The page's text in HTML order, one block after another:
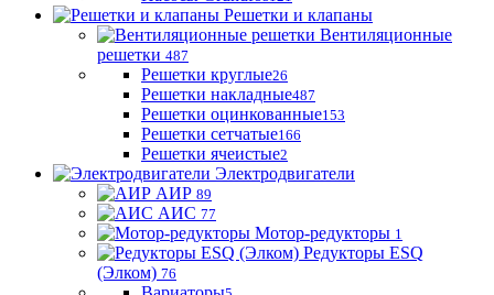
Решетки и клапаны
Вентиляционные
решетки 487
Решетки круглые26
Решетки накладные487
Решетки оцинкованные153
Решетки сетчатые166
Решетки ячеистые2
Электродвигатели
АИР 89
АИС 77
Мотор-редукторы 1
Редукторы ESQ
(Элком) 76